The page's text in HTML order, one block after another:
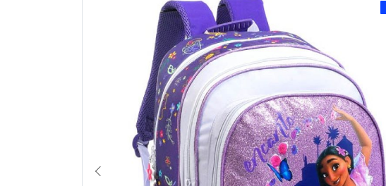
Most popular
ക്രാഫ്റ്റ് മെറ്റീരിയലുകൾ
തയ്യൽ സാമഗ്രികൾ
ആർട്ട് മെറ്റീരിയലുകൾ
DIY മെറ്റീരിയലുകൾ
ആർട്സ് & കരകൗശല ഉപകരണങ്ങൾ
സ്റ്റിക്കർ പോസ്റ്റർ
പസിൾ